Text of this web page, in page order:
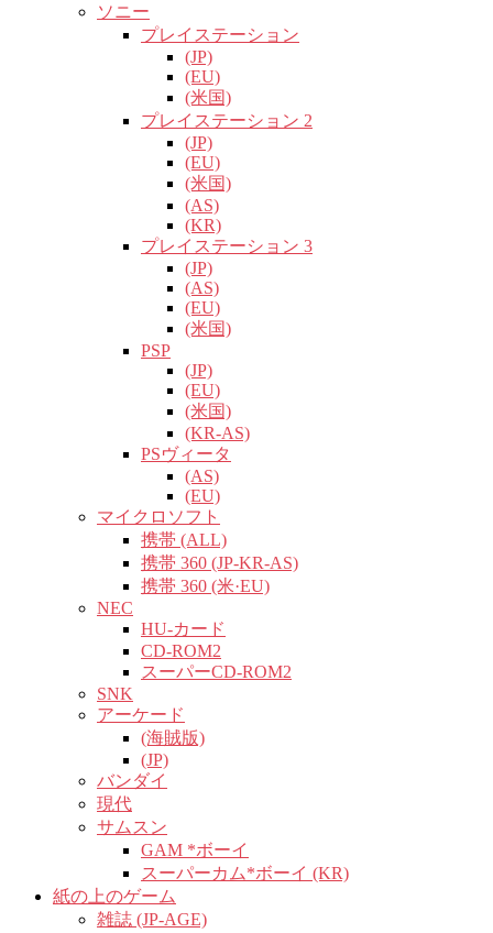
ソニー
プレイステーション
(JP)
(EU)
(米国)
プレイステーション 2
(JP)
(EU)
(米国)
(AS)
(KR)
プレイステーション 3
(JP)
(AS)
(EU)
(米国)
PSP
(JP)
(EU)
(米国)
(KR-AS)
PSヴィータ
(AS)
(EU)
マイクロソフト
携帯 (ALL)
携帯 360 (JP-KR-AS)
携帯 360 (米·EU)
NEC
HU-カード
CD-ROM2
スーパーCD-ROM2
SNK
アーケード
(海賊版)
(JP)
バンダイ
現代
サムスン
GAM *ボーイ
スーパーカム*ボーイ (KR)
紙の上のゲーム
雑誌 (JP-AGE)